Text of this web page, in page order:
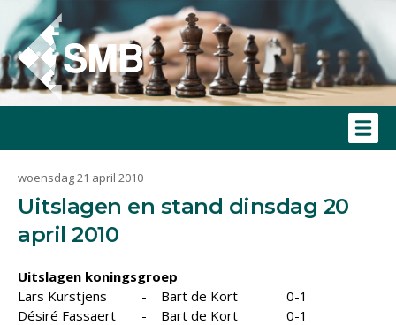
woensdag 21 april 2010
Uitslagen en stand dinsdag 20
april 2010
Uitslagen koningsgroep
Lars Kurstjens
- Bart de Kort
0-1
Désiré Fassaert
- Bart de Kort
0-1